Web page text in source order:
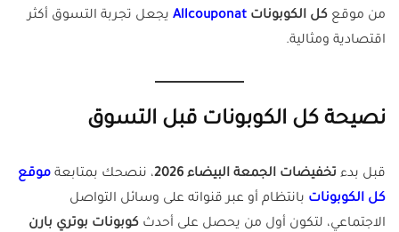
من موقع كل الكوبونات Allcouponat يجعل تجربة التسوق أكثر
اقتصادية ومثالية.
نصيحة كل الكوبونات قبل التسوق
قبل بدء تخفيضات الجمعة البيضاء 2026 ، ننصحك بمتابعة موقع
كل الكوبونات بانتظام أو عبر قنواته على وسائل التواصل
الاجتماعي، لتكون أول من يحصل على أحدث كوبونات بوتري بارن